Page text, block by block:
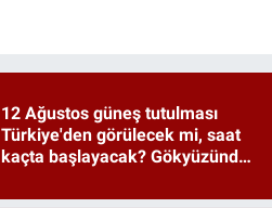
12 Ağustos güneş tutulması
Türkiye'den görülecek mi, saat
kaçta başlayacak? Gökyüzünde